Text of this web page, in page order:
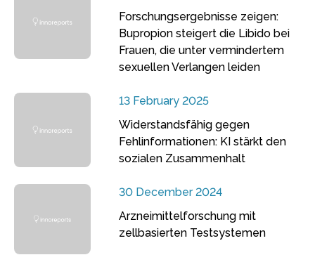
Forschungsergebnisse zeigen:
Bupropion steigert die Libido bei
Frauen, die unter vermindertem
sexuellen Verlangen leiden
13 February 2025
Widerstandsfähig gegen
Fehlinformationen: KI stärkt den
sozialen Zusammenhalt
30 December 2024
Arzneimittelforschung mit
zellbasierten Testsystemen